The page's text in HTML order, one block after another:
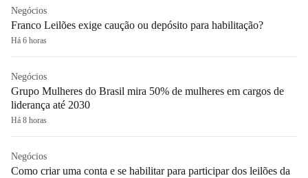
Negócios
Franco Leilões exige caução ou depósito para habilitação?
Há 6 horas
Negócios
Grupo Mulheres do Brasil mira 50% de mulheres em cargos de
liderança até 2030
Há 8 horas
Negócios
Como criar uma conta e se habilitar para participar dos leilões da